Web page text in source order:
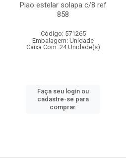
Piao estelar solapa c/8 ref
858
Código: 571265
Embalagem: Unidade
Caixa Com: 24 Unidade(s)
Faça seu login ou
cadastre-se para
comprar.